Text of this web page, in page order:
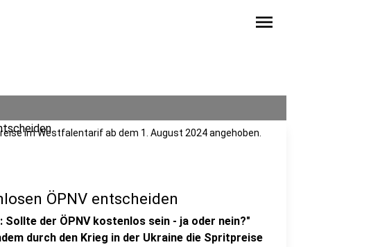
menu
im Westfalentarif ab dem 1. August 2024 angehoben.
ÖPNV entscheiden
Sollte der ÖPNV kostenlos sein - ja oder nein?"
durch den Krieg in der Ukraine die Spritpreise